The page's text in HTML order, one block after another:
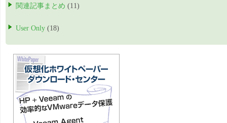
関連記事まとめ (11)
User Only (18)